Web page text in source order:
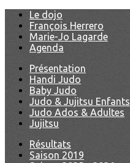
Le dojo
François Herrero
Marie-Jo Lagarde
Agenda
Présentation
Handi Judo
Baby Judo
Judo & Jujitsu Enfants
Judo Ados & Adultes
Jujitsu
Résultats
Saison 2019